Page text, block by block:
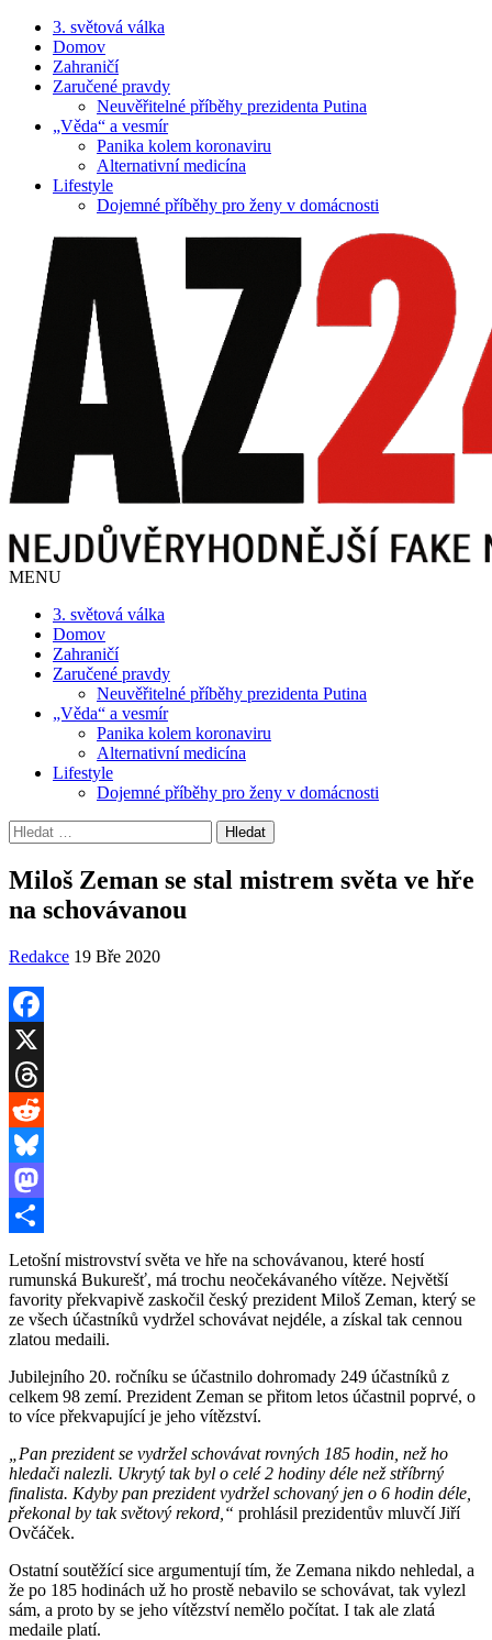
3. světová válka
Domov
Zahraničí
Zaručené pravdy
Neuvěřitelné příběhy prezidenta Putina
„Věda“ a vesmír
Panika kolem koronaviru
Alternativní medicína
Lifestyle
Dojemné příběhy pro ženy v domácnosti
MENU
3. světová válka
Domov
Zahraničí
Zaručené pravdy
Neuvěřitelné příběhy prezidenta Putina
„Věda“ a vesmír
Panika kolem koronaviru
Alternativní medicína
Lifestyle
Dojemné příběhy pro ženy v domácnosti
Vyhledávání
Miloš Zeman se stal mistrem světa ve hře
na schovávanou
Redakce 19 Bře 2020
Facebook
X
Threads
Reddit
Bluesky
Mastodon
Share
Letošní mistrovství světa ve hře na schovávanou, které hostí
rumunská Bukurešť, má trochu neočekávaného vítěze. Největší
favority překvapivě zaskočil český prezident Miloš Zeman, který se
ze všech účastníků vydržel schovávat nejdéle, a získal tak cennou
zlatou medaili.
Jubilejního 20. ročníku se účastnilo dohromady 249 účastníků z
celkem 98 zemí. Prezident Zeman se přitom letos účastnil poprvé, o
to více překvapující je jeho vítězství.
„Pan prezident se vydržel schovávat rovných 185 hodin, než ho
hledači nalezli. Ukrytý tak byl o celé 2 hodiny déle než stříbrný
finalista. Kdyby pan prezident vydržel schovaný jen o 6 hodin déle,
překonal by tak světový rekord,“ prohlásil prezidentův mluvčí Jiří
Ovčáček.
Ostatní soutěžící sice argumentují tím, že Zemana nikdo nehledal, a
že po 185 hodinách už ho prostě nebavilo se schovávat, tak vylezl
sám, a proto by se jeho vítězství nemělo počítat. I tak ale zlatá
medaile platí.